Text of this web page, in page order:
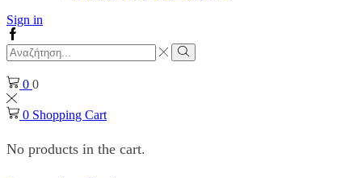
Sign in
Facebook
Search
input
Search
0 0
0 Shopping Cart
No products in the cart.